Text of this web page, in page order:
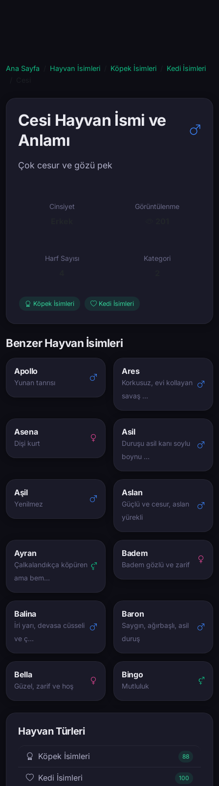
Ana Sayfa Hayvan İsimleri Köpek İsimleri
Kedi İsimleri
Cesi Hayvan İsmi ve
Anlamı
Çok cesur ve gözü pek
Cinsiyet Görüntülenme
Harf Sayısı Kategori
Köpek İsimleri Kedi İsimleri
Benzer Hayvan İsimleri
Apollo
Yunan tanrısı
Ares
Korkusuz, evi kollayan
savaş …
Asena
Dişi kurt
Asil
Duruşu asil kanı soylu
boynu …
Aşil
Yenilmez
Aslan
Güçlü ve cesur, aslan
yürekli
Ayran
Çalkalandıkça köpüren
ama bem…
Badem
Badem gözlü ve zarif
Balina
İri yarı, devasa cüsseli
ve ç…
Baron
Saygın, ağırbaşlı, asil
duruş
Bella
Güzel, zarif ve hoş
Bingo
Mutluluk
Hayvan Türleri
Köpek İsimleri 88
Kedi İsimleri 100